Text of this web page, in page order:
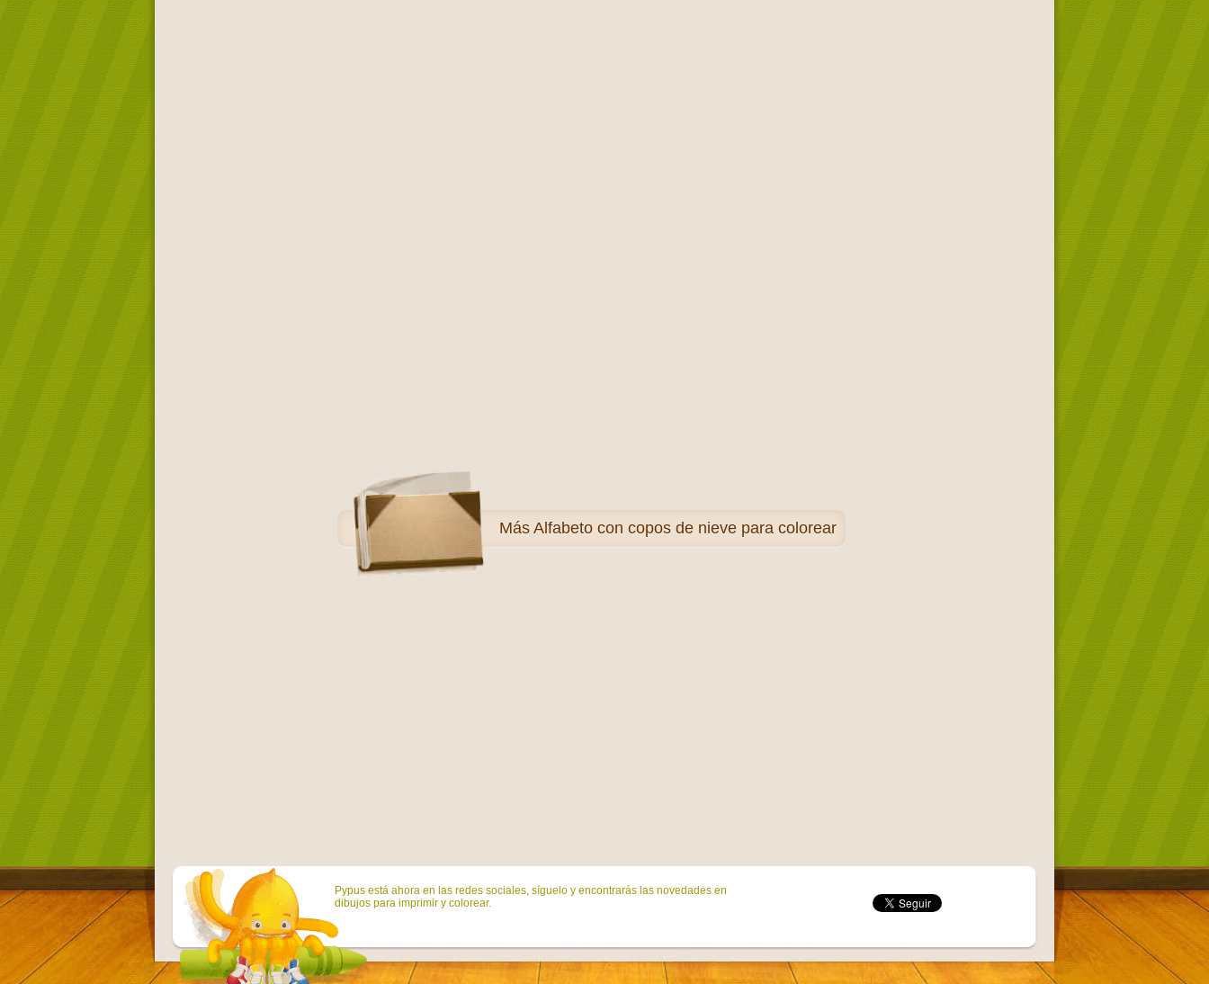
Más Alfabeto con copos de nieve para colorear
Pypus está ahora en las redes sociales, síguelo y encontrarás las novedades en
dibujos para imprimir y colorear.